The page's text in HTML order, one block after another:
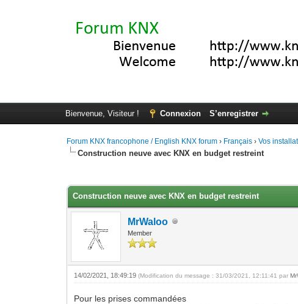
Bienvenue, Visiteur ! Connexion S’enregistrer
Forum KNX francophone / English KNX forum › Français ›Vos
Construction neuve avec KNX en budget restreint
Construction neuve avec KNX en budget restreint
MrWaloo
Member
14/02/2021, 18:49:19(Modification du message : 31/03/2021, 12:11:41 par
Pour les prises commandées